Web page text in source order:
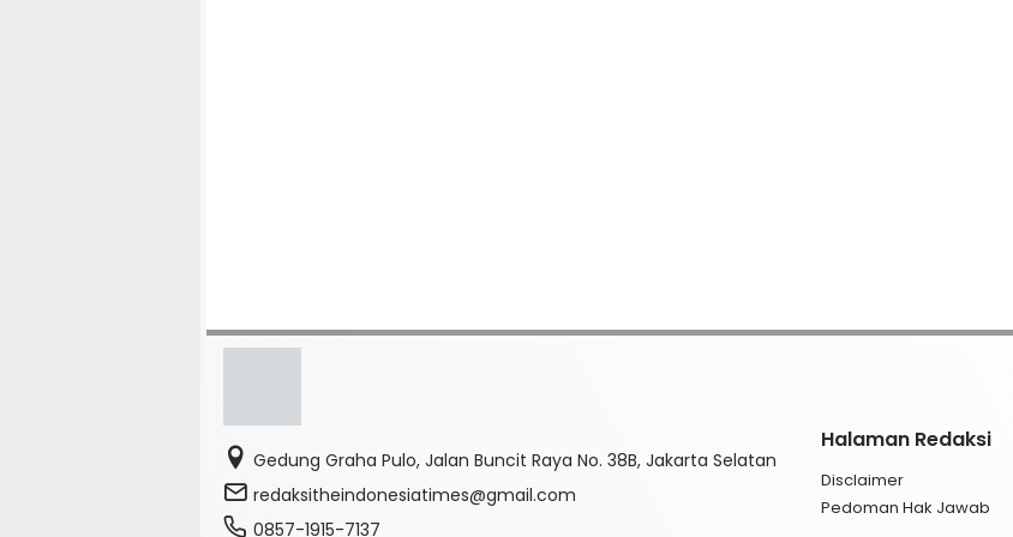
Gedung Graha Pulo, Jalan Buncit Raya No. 38B, Jakarta Selatan
redaksitheindonesiatimes@gmail.com
0857-1915-7137
Halaman Redaksi
Disclaimer
Pedoman Hak Jawab